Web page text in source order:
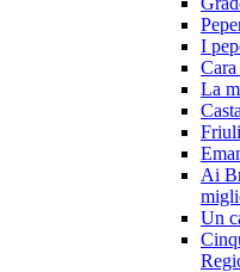
I
Cara
La
Ai
Un